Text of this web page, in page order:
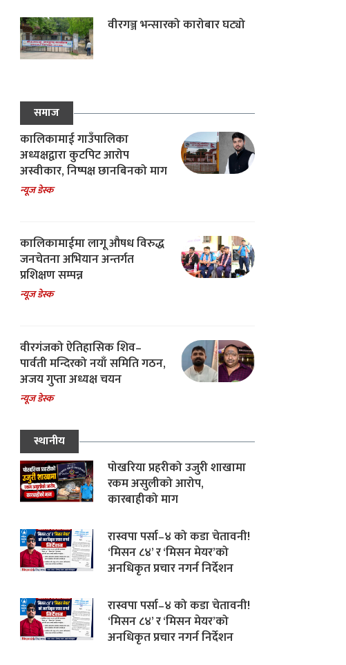
वीरगञ्ज भन्सारको कारोबार घट्यो
समाज
कालिकामाई गाउँपालिका
अध्यक्षद्वारा कुटपिट आरोप
अस्वीकार, निष्पक्ष छानबिनको माग
न्यूज डेस्क
कालिकामाईमा लागू औषध विरुद्ध
जनचेतना अभियान अन्तर्गत
प्रशिक्षण सम्पन्न
न्यूज डेस्क
वीरगंजको ऐतिहासिक शिव–
पार्वती मन्दिरको नयाँ समिति गठन,
अजय गुप्ता अध्यक्ष चयन
न्यूज डेस्क
स्थानीय
पोखरिया प्रहरीको उजुरी शाखामा
रकम असुलीको आरोप,
कारबाहीको माग
रास्वपा पर्सा–४ को कडा चेतावनी!
‘मिसन ८४’ र ‘मिसन मेयर’को
अनधिकृत प्रचार नगर्न निर्देशन
रास्वपा पर्सा–४ को कडा चेतावनी!
‘मिसन ८४’ र ‘मिसन मेयर’को
अनधिकृत प्रचार नगर्न निर्देशन